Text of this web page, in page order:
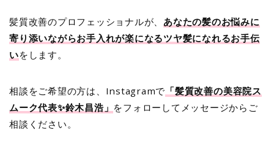
髪質改善のプロフェッショナルが、あなたの髪のお悩みに
寄り添いながらお手入れが楽になるツヤ髪になれるお手伝
いをします。
相談をご希望の方は、Instagramで 「髪質改善の美容院ス
ムーク代表✨鈴木昌浩」 をフォローしてメッセージからご
相談ください。